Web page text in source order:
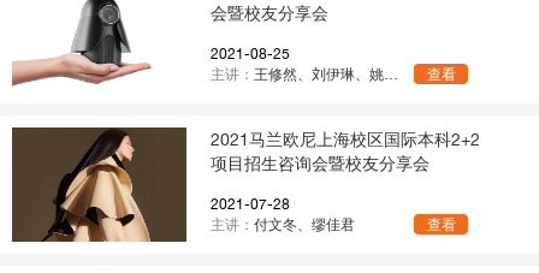
会暨校友分享会
2021-08-25
主讲： 王修然、刘伊琳、姚琳怡 查看
2021马兰欧尼上海校区国际本科2+2
项目招生咨询会暨校友分享会
2021-07-28
主讲： 付文冬、缪佳君 查看